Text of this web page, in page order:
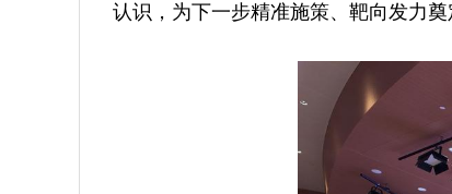
认识，为下一步精准施策、靶向发力奠